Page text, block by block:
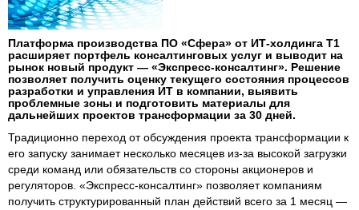
Платформа производства ПО «Сфера» от ИТ-холдинга Т1
расширяет портфель консалтинговых услуг и выводит на
рынок новый продукт — «Экспресс-консалтинг». Решение
позволяет получить оценку текущего состояния процессов
разработки и управления ИТ в компании, выявить
проблемные зоны и подготовить материалы для
дальнейших проектов трансформации за 30 дней.
Традиционно переход от обсуждения проекта трансформации к
его запуску занимает несколько месяцев из-за высокой загрузки
среди команд или обязательств со стороны акционеров и
регуляторов. «Экспресс-консалтинг» позволяет компаниям
получить структурированный план действий всего за 1 месяц —